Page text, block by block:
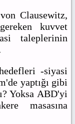
Clausewitz,
kuvvet
taleplerinin
-siyasi
yaptığı gibi
Yoksa ABD'yi
masasına